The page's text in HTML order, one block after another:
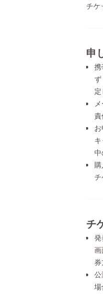
チケ
申
責
中
チ
チ
場